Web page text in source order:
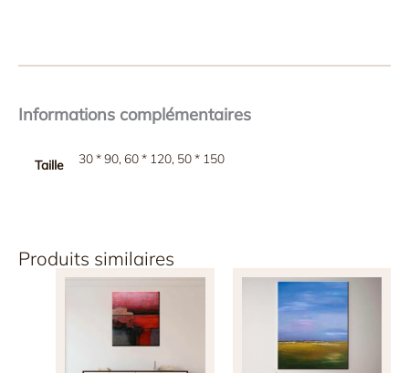
Informations complémentaires
Taille 30 * 90, 60 * 120, 50 * 150
Produits similaires